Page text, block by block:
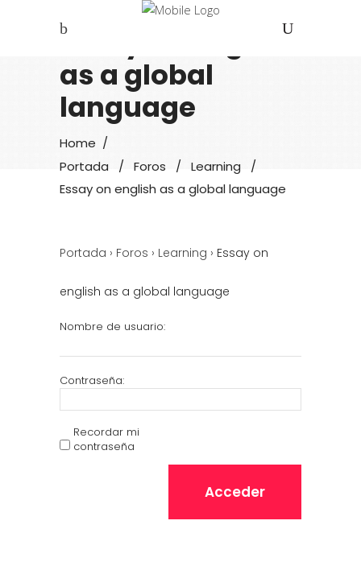
Essay on english
as a global
language
Home /
Portada
/ Foros / Learning
/
Essay on english as a global language
Portada › Foros › Learning › Essay on
english as a global language
Nombre de usuario:
Contraseña:
Recordar mi
contraseña
Acceder